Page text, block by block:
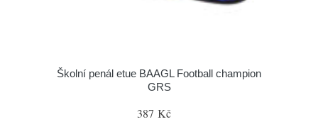
Školní penál etue BAAGL Football champion
GRS
387 Kč